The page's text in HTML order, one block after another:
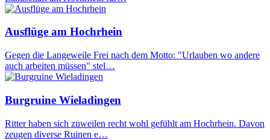
Ausflüge am Hochrhein
Gegen die Langeweile Frei nach dem Motto: "Urlauben wo andere
auch arbeiten müssen" stel…
Burgruine Wieladingen
Ritter haben sich zuweilen recht wohl gefühlt am Hochrhein. Davon
zeugen diverse Ruinen e…